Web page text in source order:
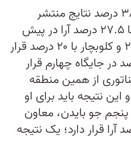
تا زمان نوشتن این خطوط ۳۸ درصد نتایج منتشر
شده‌اند و طبق آن‌ها سندرز با ۲۷.۵ درصد آرا در پیش
است و سپس بوتیگج با ۲۳.۶ و کلوبچار با ۲۰ درصد قرار
وارن با ۹.۶ درصد در جایگاه چهارم قرار
از همین منطقه
نتیجه باید برای او
جو بایدن، معاون
با تنها ۸.۷ درصد آرا قرار دارد؛ یک نتیجه